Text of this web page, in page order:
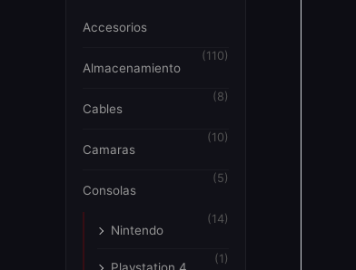
Accesorios
(110)
Almacenamiento
(8)
Cables
(10)
Camaras
(5)
Consolas
(14)
Nintendo
(1)